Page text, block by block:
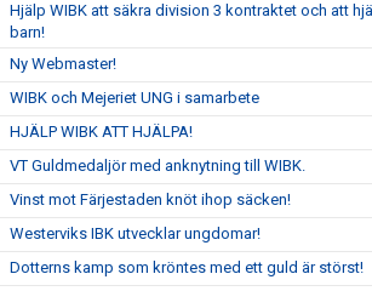
Hjälp WIBK att säkra division 3 kontraktet och att
barn!
Ny Webmaster!
WIBK och Mejeriet UNG i samarbete
HJÄLP WIBK ATT HJÄLPA!
VT Guldmedaljör med anknytning till WIBK.
Vinst mot Färjestaden knöt ihop säcken!
Westerviks IBK utvecklar ungdomar!
Dotterns kamp som kröntes med ett guld är störst!